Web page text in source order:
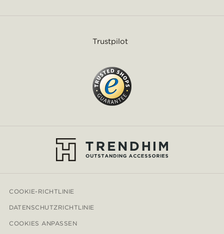
Trustpilot
COOKIE-RICHTLINIE
DATENSCHUTZRICHTLINIE
COOKIES ANPASSEN